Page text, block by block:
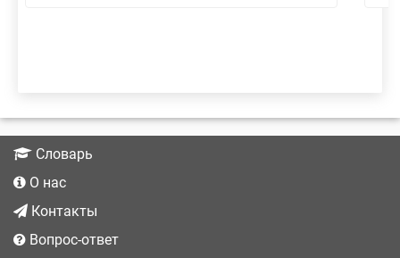
Словарь
О нас
Контакты
Вопрос-ответ